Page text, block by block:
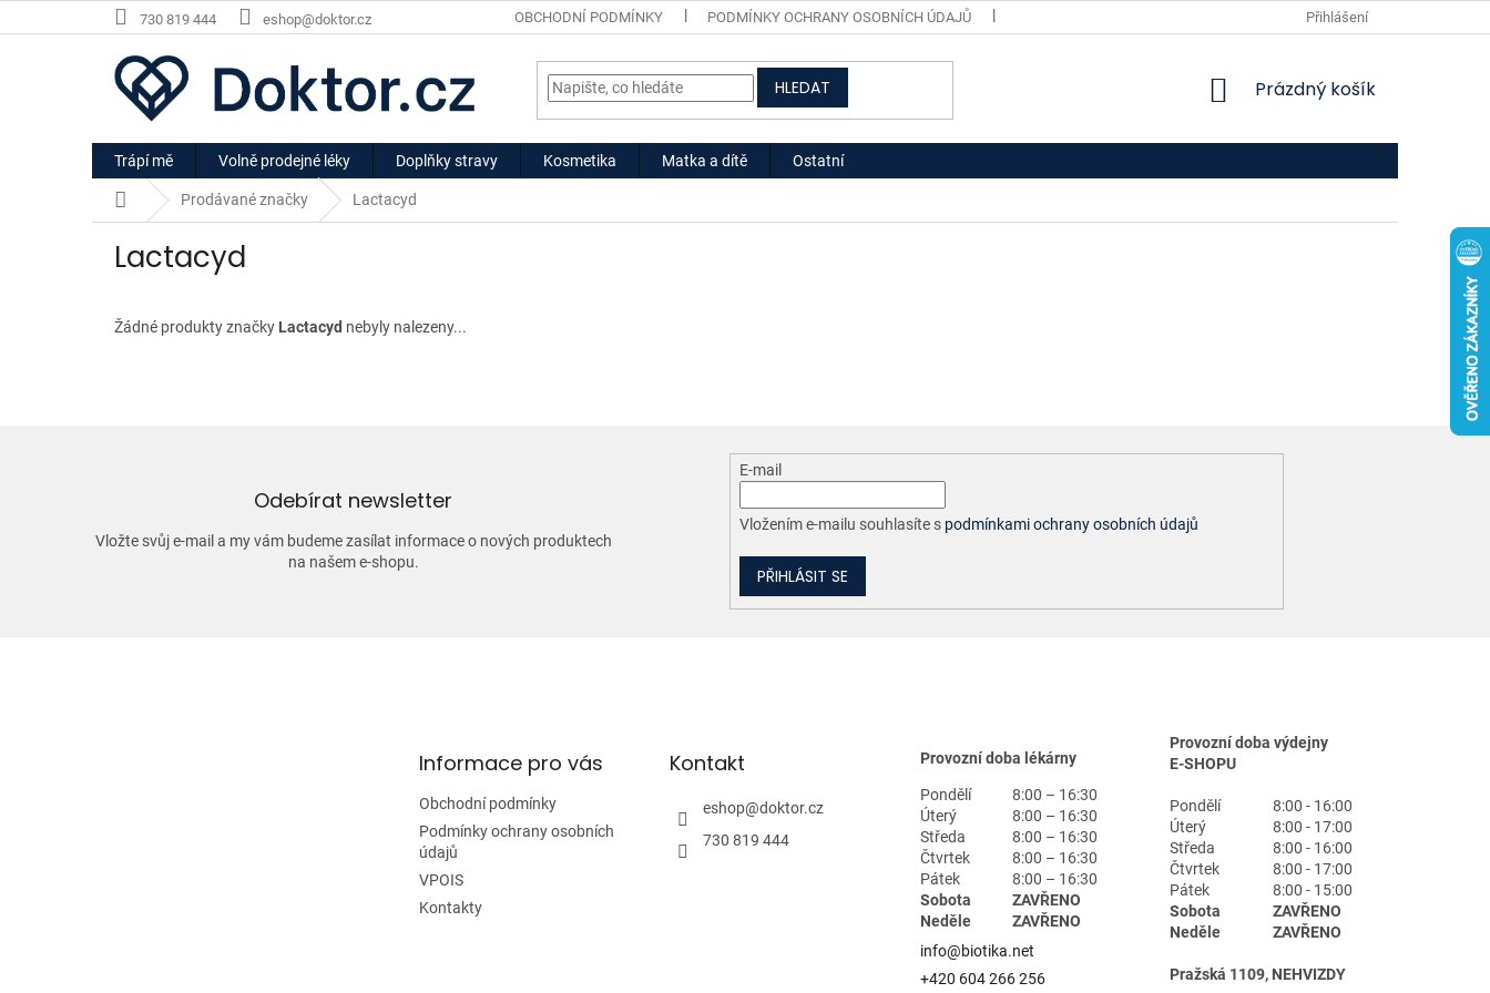
na
730 819 444 eshop@doktor.cz OBCHODNÍ PODMÍNKY PODMÍNKY OCHRANY OSOBNÍCH ÚDAJŮ Přihlášení
HLEDAT
NÁKUPNÍ
Prázdný košík
Trápí mě Volně prodejné léky Doplňky stravy Kosmetika Matka a dítě Ostatní
Domů Prodávané značky Lactacyd
Lactacyd
Žádné produkty značky Lactacyd nebyly nalezeny...
Odebírat newsletter
Vložte svůj e-mail a my vám budeme zasílat informace o nových produktech
na našem e-shopu.
E-mail
Vložením e-mailu souhlasíte s podmínkami ochrany osobních údajů
PŘIHLÁSIT SE
Informace pro vás
Obchodní podmínky
Podmínky ochrany osobních
údajů
VPOIS
Kontakty
Kontakt
eshop@doktor.cz
730 819 444
Provozní doba lékárny
Pondělí
8:00 – 16:30
Úterý
8:00 – 16:30
Středa
8:00 – 16:30
Čtvrtek
8:00 – 16:30
Pátek
8:00 – 16:30
Sobota
ZAVŘENO
Neděle
ZAVŘENO
info@biotika.net
+420 604 266 256
Provozní doba výdejny
E-SHOPU
Pondělí
8:00 - 16:00
Úterý
8:00 - 17:00
Středa
8:00 - 16:00
Čtvrtek
8:00 - 17:00
Pátek
8:00 - 15:00
Sobota
ZAVŘENO
Neděle
ZAVŘENO
Pražská 1109, NEHVIZDY